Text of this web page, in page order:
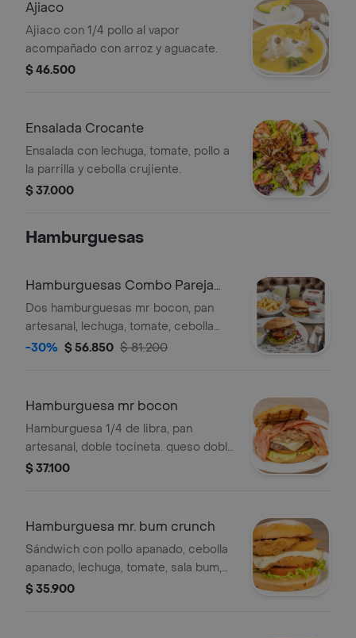
Ajiaco
Ajiaco con 1/4 pollo al vapor
acompañado con arroz y aguacate.
$ 46.500
Ensalada Crocante
Ensalada con lechuga, tomate, pollo a
la parrilla y cebolla crujiente.
$ 37.000
Hamburguesas
Hamburguesas Combo Pareja
Extra Tocineta
Dos hamburguesas mr bocon, pan
artesanal, lechuga, tomate, cebolla
caramelizada, tocineta, 150 grs de
limonada).
-30% $ 56.850 $ 81.200
Hamburguesa mr bocon
Hamburguesa 1/4 de libra, pan
artesanal, doble tocineta. queso doble
crema, cebolla caramelizada,
$ 37.100
Hamburguesa mr. bum crunch
Sándwich con pollo apanado, cebolla
apanado, lechuga, tomate, sala bum,
salsa mayo chipotle, pan, papa.
$ 35.900